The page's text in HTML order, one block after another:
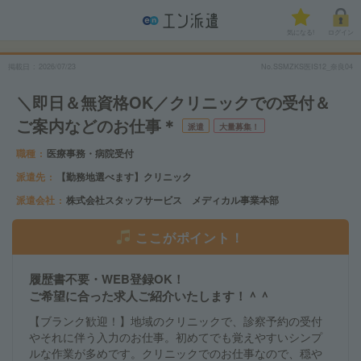
気になる!
No.SSMZKS医IS12_奈良04
＼即日＆無資格OK／クリニックでの受付＆
ご案内などのお仕事＊
派遣 大量募集！
職種
医療事務・病院受付
派遣先
【勤務地選べます】クリニック
派遣会社
株式会社スタッフサービス メディカル事業本部
ここがポイント！
履歴書不要・WEB登録OK！
ご希望に合った求人ご紹介いたします！＾＾
【ブランク歓迎！】地域のクリニックで、診察予約の受付
やそれに伴う入力のお仕事。初めてでも覚えやすいシンプ
ルな作業が多めです。クリニックでのお仕事なので、穏や